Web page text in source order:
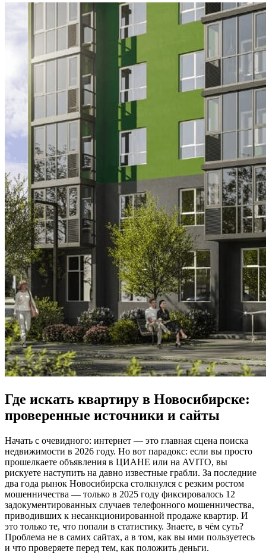
Где искать квартиру в Новосибирске:
проверенные источники и сайты
Начать с очевидного: интернет — это главная сцена поиска
недвижимости в 2026 году. Но вот парадокс: если вы просто
прошелкаете объявления в ЦИАНЕ или на AVITO, вы
рискуете наступить на давно известные грабли. За последние
два года рынок Новосибирска столкнулся с резким ростом
мошенничества — только в 2025 году фиксировалось 12
задокументированных случаев телефонного мошенничества,
приводивших к несанкционированной продаже квартир. И
это только те, что попали в статистику. Знаете, в чём суть?
Проблема не в самих сайтах, а в том, как вы ими пользуетесь
и что проверяете перед тем, как положить деньги.